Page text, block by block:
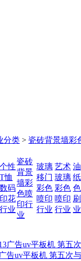
分类 > 瓷砖背景墙彩
个性
T恤
数码
印花
行业
瓷砖
背景
墙彩
色喷
印行
业
玻璃
移门
彩色
喷印
行业
艺术
玻璃
彩色
喷印
行业 业
告uv平板机 第五次